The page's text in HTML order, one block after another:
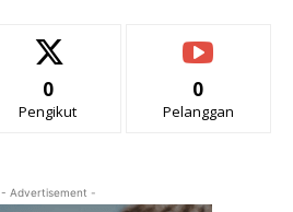
0
Pengikut
0
Pelanggan
- Advertisement -